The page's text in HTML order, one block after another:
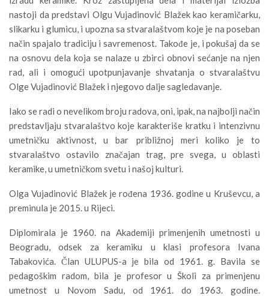
nastoji da predstavi Olgu Vujadinović Blažek kao keramičarku,
slikarku i glumicu, i upozna sa stvaralaštvom koje je na poseban
način spajalo tradiciju i savremenost. Takođe je, i pokušaj da se
na osnovu dela koja se nalaze u zbirci obnovi sećanje na njen
rad, ali i omogući upotpunjavanje shvatanja o stvaralaštvu
Olge Vujadinović Blažek i njegovo dalje sagledavanje.
Iako se radi o nevelikom broju radova, oni, ipak, na najbolji način
predstavljaju stvaralaštvo koje karakteriše kratku i intenzivnu
umetničku aktivnost, u bar približnoj meri koliko je to
stvaralaštvo ostavilo značajan trag, pre svega, u oblasti
keramike, u umetničkom svetu i našoj kulturi.
Olga Vujadinović Blažek je rođena 1936. godine u Kruševcu, a
preminula je 2015. u Rijeci.
Diplomirala je 1960. na Akademiji primenjenih umetnosti u
Beogradu, odsek za keramiku u klasi profesora Ivana
Tabakovića. Član ULUPUS-a je bila od 1961. g. Bavila se
pedagoškim radom, bila je profesor u Školi za primenjenu
umetnost u Novom Sadu, od 1961. do 1963. godine.